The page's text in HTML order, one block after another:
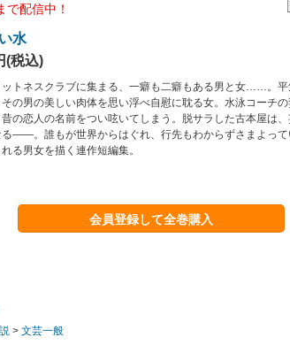
で配信中！
水
(税込)
トネスクラブに集まる、一癖も二癖もある男と女……。平
の男の美しい肉体を思い浮べ自慰に耽る女。水泳コーチの
の恋人の名前をつい呟いてしまう。脱サラした古本屋は
――。誰もが世界からはぐれ、行先もわからずさまよって
る男女を描く連作短編集。
会員登録して全巻購入
> 文芸一般